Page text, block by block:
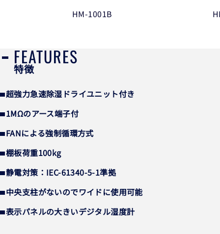
HM-1001B
FEATURES
特徴
超強力急速除湿ドライユニット付き
1MΩのアース端子付
FANによる強制循環方式
棚板荷重100kg
静電対策：IEC-61340-5-1準拠
中央支柱がないのでワイドに使用可能
表示パネルの大きいデジタル湿度計